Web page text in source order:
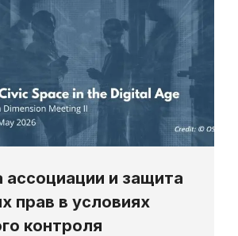
ассоциации и защита
прав в условиях
контроля